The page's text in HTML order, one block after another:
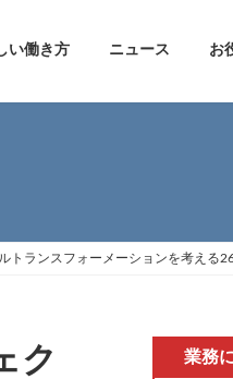
い働き方 ニュース お
トランスフォーメーションを考える
ク
業務